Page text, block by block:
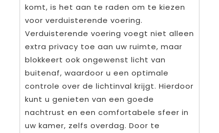
komt, is het aan te raden om te kiezen
voor verduisterende voering.
Verduisterende voering voegt niet alleen
extra privacy toe aan uw ruimte, maar
blokkeert ook ongewenst licht van
buitenaf, waardoor u een optimale
controle over de lichtinval krijgt. Hierdoor
kunt u genieten van een goede
nachtrust en een comfortabele sfeer in
uw kamer, zelfs overdag. Door te